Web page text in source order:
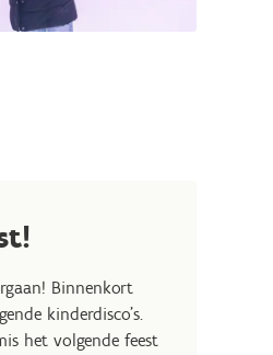
Binnenkort
kinderdisco’s.
het volgende feest